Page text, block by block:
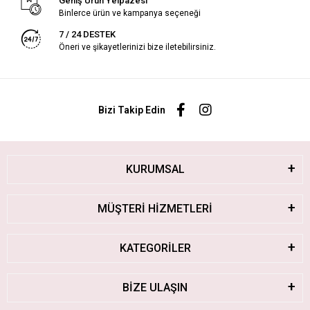
Binlerce ürün ve kampanya seçeneği
7 / 24 DESTEK
Öneri ve şikayetlerinizi bize iletebilirsiniz.
Bizi Takip Edin
KURUMSAL
MÜŞTERİ HİZMETLERİ
KATEGORİLER
BİZE ULAŞIN